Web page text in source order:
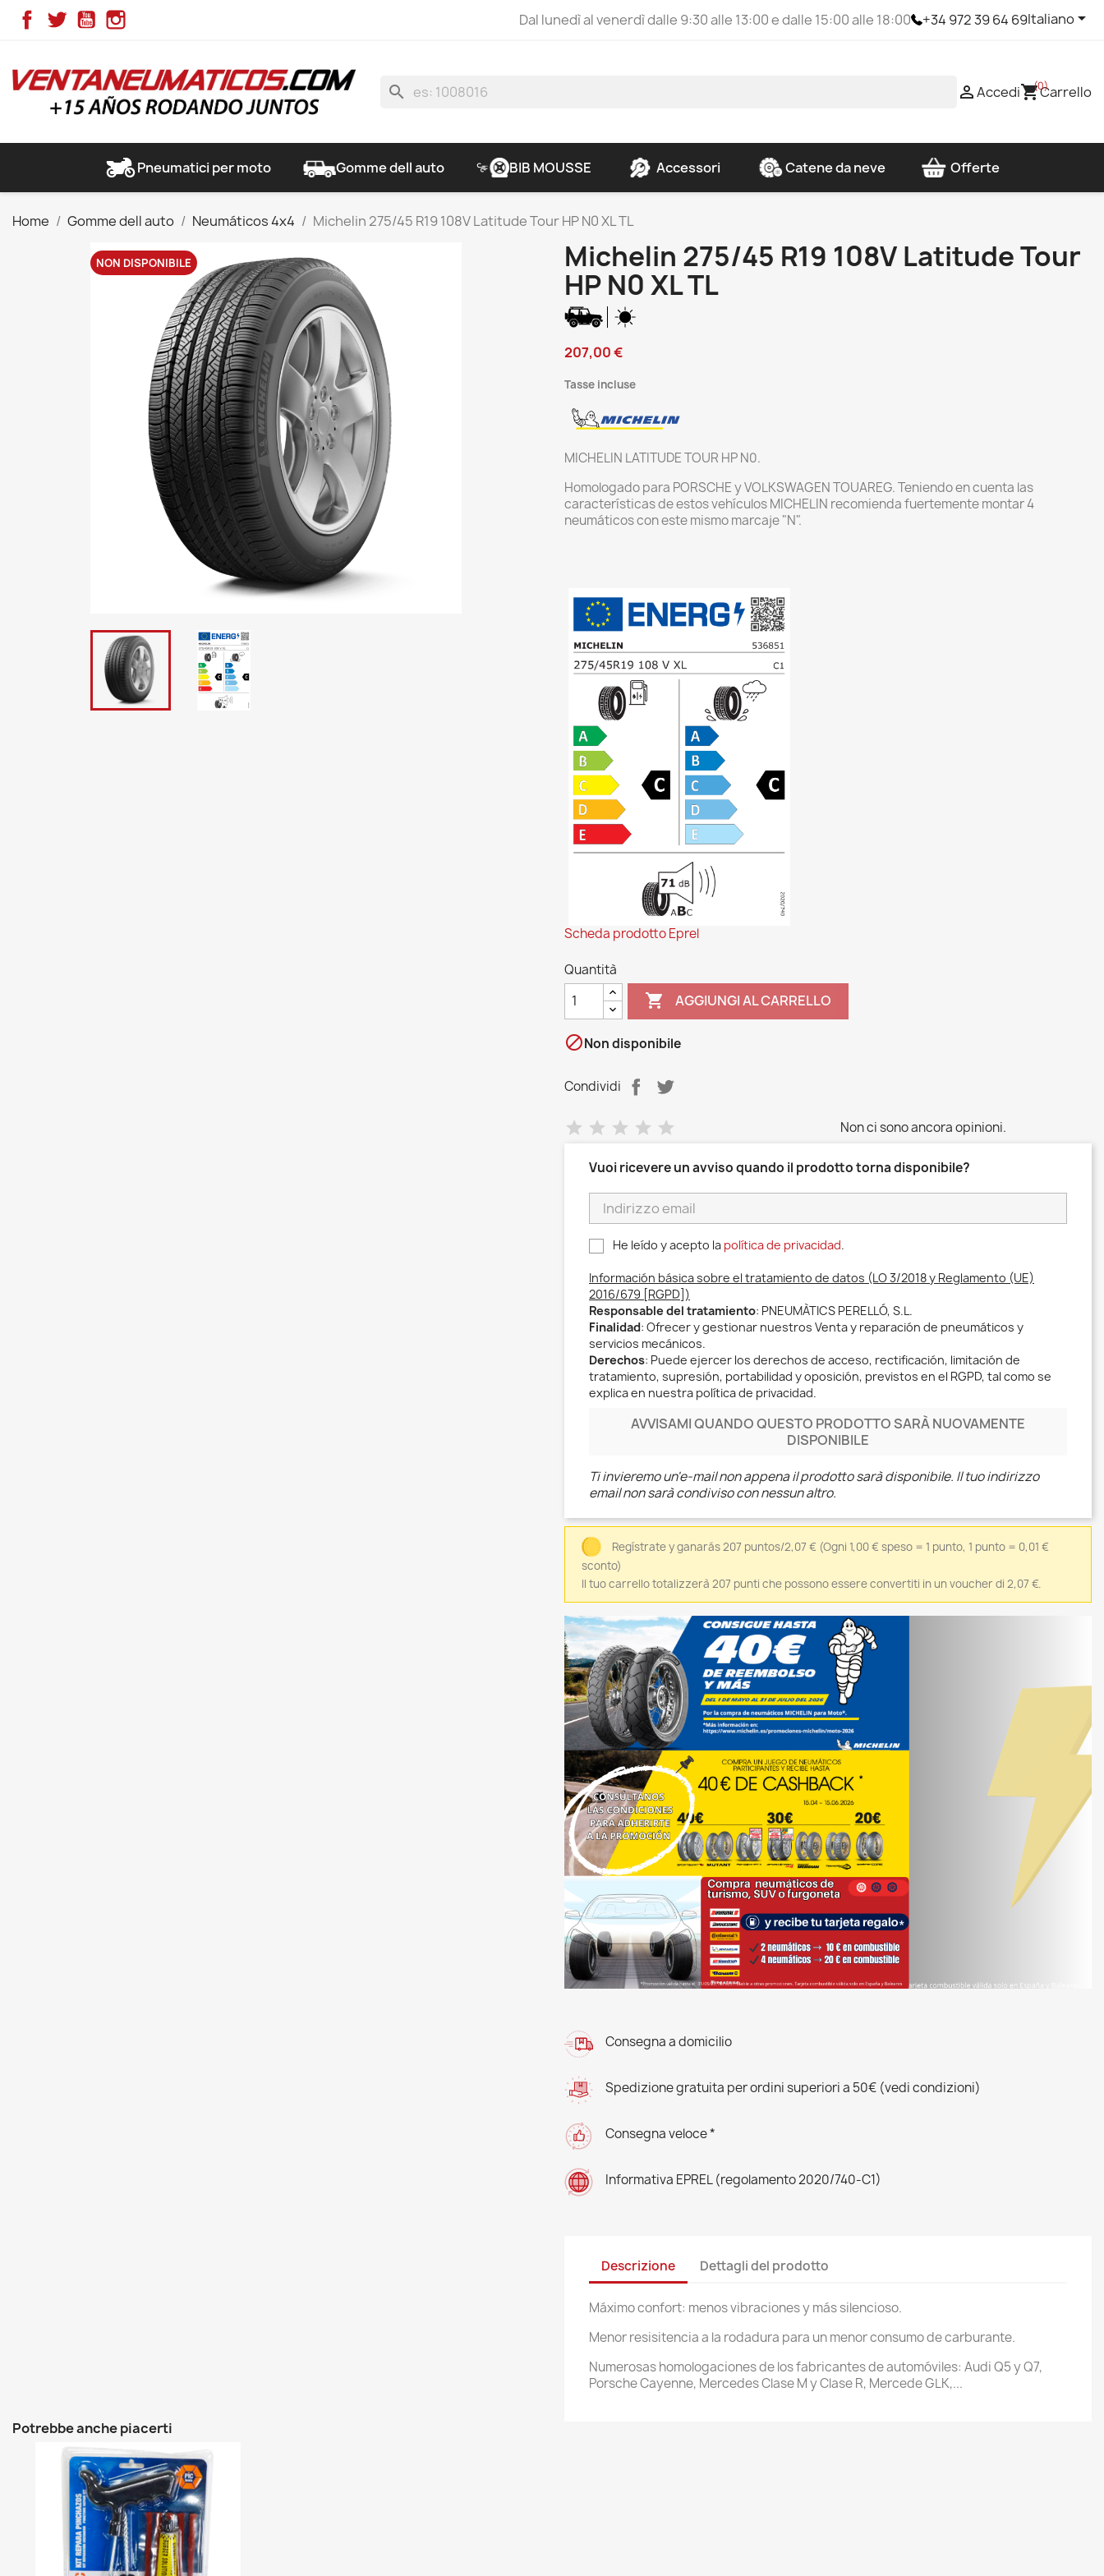
FacebookTwitterYouTube Dal lunedì al venerdì dalle 9:30 alle 13:00 e dalle 15:00 alle 18:00 +34 972 39 64 69Italiano
search Accedishopping_cart(0)Carrello
Pneumatici per moto Gomme dell auto BIB MOUSSE Accessori Catene da neve Offerte
Home Gomme dell auto Neumáticos 4x4 Michelin 275/45 R19 108V Latitude Tour HP N0 XL TL
NON DISPONIBILE Michelin 275/45 R19 108V Latitude Tour
HP N0 XL TL
207,00 €
Tasse incluse
MICHELIN LATITUDE TOUR HP N0.
Homologado para PORSCHE y VOLKSWAGEN TOUAREG. Teniendo en cuenta las
características de estos vehículos MICHELIN recomienda fuertemente montar 4
neumáticos con este mismo marcaje "N".
Scheda prodotto Eprel
Quantità
 AGGIUNGI AL CARRELLO
Non disponibile
Condividi
Non ci sono ancora opinioni.
Vuoi ricevere un avviso quando il prodotto torna disponibile?
He leído y acepto la política de privacidad.
Información básica sobre el tratamiento de datos (LO 3/2018 y Reglamento (UE)
2016/679 [RGPD])
Responsable del tratamiento: PNEUMÀTICS PERELLÓ, S.L.
Finalidad: Ofrecer y gestionar nuestros Venta y reparación de pneumáticos y
servicios mecánicos.
Derechos: Puede ejercer los derechos de acceso, rectificación, limitación de
tratamiento, supresión, portabilidad y oposición, previstos en el RGPD, tal como se
explica en nuestra política de privacidad.
AVVISAMI QUANDO QUESTO PRODOTTO SARÀ NUOVAMENTE
DISPONIBILE
Ti invieremo un'e-mail non appena il prodotto sarà disponibile. Il tuo indirizzo
email non sarà condiviso con nessun altro.
Regístrate y ganarás 207 puntos/2,07 € (Ogni 1,00 € speso = 1 punto, 1 punto = 0,01 €
sconto)
Il tuo carrello totalizzerà 207 punti che possono essere convertiti in un voucher di 2,07 €.
Consegna a domicilio
Spedizione gratuita per ordini superiori a 50€ (vedi condizioni)
Consegna veloce *
Informativa EPREL (regolamento 2020/740-C1)
Descrizione Dettagli del prodotto
Máximo confort: menos vibraciones y más silencioso.
Menor resisitencia a la rodadura para un menor consumo de carburante.
Numerosas homologaciones de los fabricantes de automóviles: Audi Q5 y Q7,
Porsche Cayenne, Mercedes Clase M y Clase R, Mercede GLK,...
Potrebbe anche piacerti